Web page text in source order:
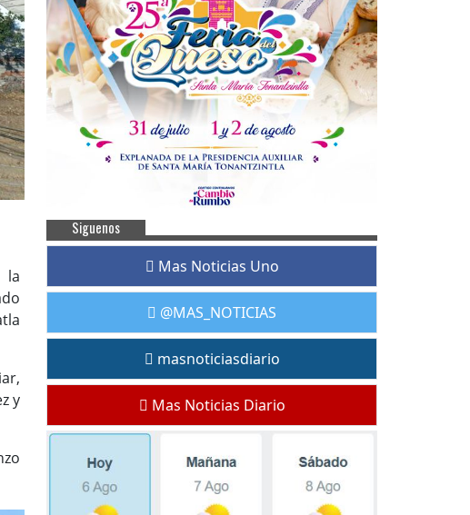
la
y
Siguenos
Mas Noticias Uno
@MAS_NOTICIAS
masnoticiasdiario
Mas Noticias Diario